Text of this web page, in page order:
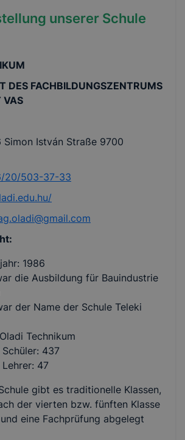
unserer Schule
DES FACHBILDUNGSZENTRUMS
VAS
Simon István Straße 9700
20/503-37-33
1986
die Ausbildung für Bauindustrie
der Name der Schule Teleki
Technikum
437
47
gibt es traditionelle Klassen,
der vierten bzw. fünften Klasse
eine Fachprüfung abgelegt